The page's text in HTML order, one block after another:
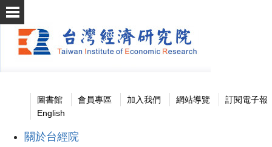
圖書館 會員專區 加入我們 網站導覽
訂閱電子報
English
關於台經院